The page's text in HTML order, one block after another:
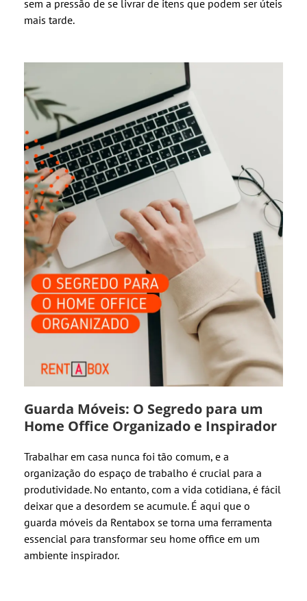
sem a pressão de se livrar de itens que podem ser úteis
mais tarde.
Guarda Móveis: O Segredo para um
Home Office Organizado e Inspirador
Trabalhar em casa nunca foi tão comum, e a
organização do espaço de trabalho é crucial para a
produtividade. No entanto, com a vida cotidiana, é fácil
deixar que a desordem se acumule. É aqui que o
guarda móveis da Rentabox se torna uma ferramenta
essencial para transformar seu home office em um
ambiente inspirador.